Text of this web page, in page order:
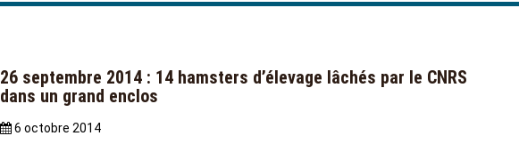
26 septembre 2014 : 14 hamsters d’élevage lâchés par le CNRS
dans un grand enclos
6 octobre 2014